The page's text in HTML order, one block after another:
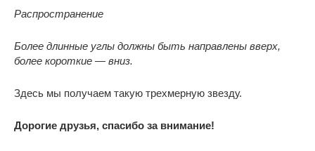
Распространение
Более длинные углы должны быть направлены вверх,
более короткие — вниз.
Здесь мы получаем такую трехмерную звезду.
Дорогие друзья, спасибо за внимание!